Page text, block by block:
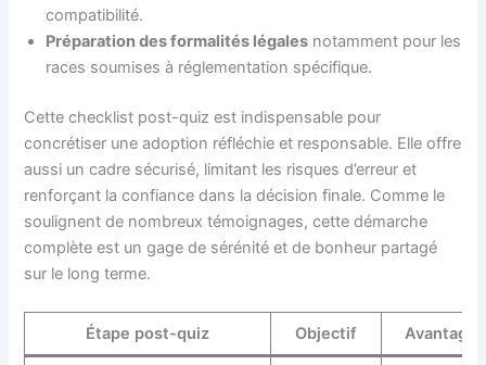
compatibilité.
Préparation des formalités légales notamment pour les
races soumises à réglementation spécifique.
Cette checklist post-quiz est indispensable pour
concrétiser une adoption réfléchie et responsable. Elle offre
aussi un cadre sécurisé, limitant les risques d’erreur et
renforçant la confiance dans la décision finale. Comme le
soulignent de nombreux témoignages, cette démarche
complète est un gage de sérénité et de bonheur partagé
sur le long terme.
Étape post-quiz Objectif Avantages